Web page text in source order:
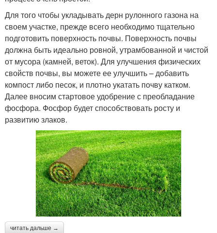
Для того чтобы укладывать дерн рулонного газона на
своем участке, прежде всего необходимо тщательно
подготовить поверхность почвы. Поверхность почвы
должна быть идеально ровной, утрамбованной и чистой
от мусора (камней, веток). Для улучшения физических
свойств почвы, вы можете ее улучшить – добавить
компост либо песок, и плотно укатать почву катком.
Далее вносим стартовое удобрение с преобладание
фосфора. Фосфор будет способствовать росту и
развитию злаков.
читать дальше →